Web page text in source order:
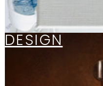
DESIGN